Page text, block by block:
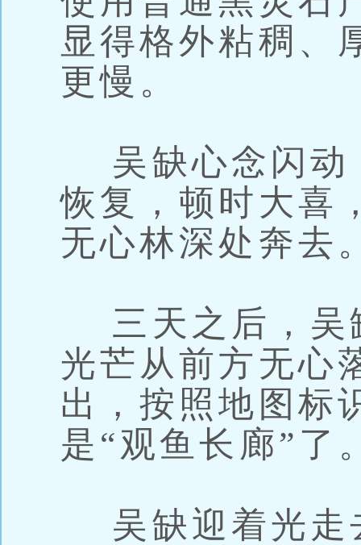
显得格外粘稠、
更慢。
吴缺心念闪动
恢复，顿时大喜
无心林深处奔去
三天之后，吴
光芒从前方无心
出，按照地图标
是“观鱼长廊”了
吴缺迎着光走